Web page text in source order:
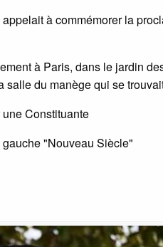
à commémorer la
à Paris, dans le jardin
du manège qui se
Constituante
"Nouveau Siècle"